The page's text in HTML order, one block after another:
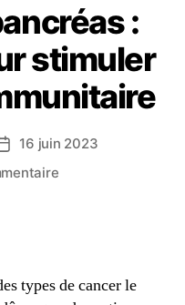
:
stimuler
16 juin 2023
types de cancer le